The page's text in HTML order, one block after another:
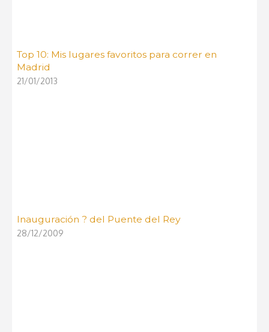
Top 10: Mis lugares favoritos para correr en
Madrid
21/01/2013
Inauguración ? del Puente del Rey
28/12/2009